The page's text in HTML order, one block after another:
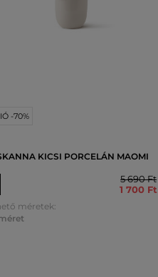
-70%
KICSI PORCELÁN MAOMI
5 690 Ft
1 700 Ft
méretek: